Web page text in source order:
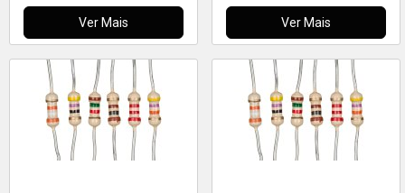
Ver Mais Ver Mais